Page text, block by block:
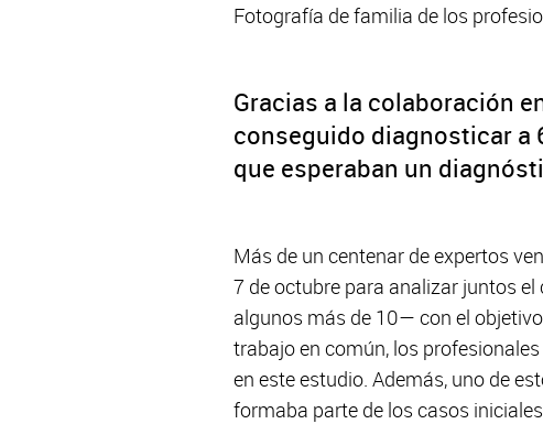
Fotografía de familia de los
Gracias a la colaboración
conseguido diagnosticar a
que esperaban un
Más de un centenar de expertos
7 de octubre para analizar juntos el
algunos más de 10— con el
trabajo en común, los
en este estudio. Además, uno de
formaba parte de los casos